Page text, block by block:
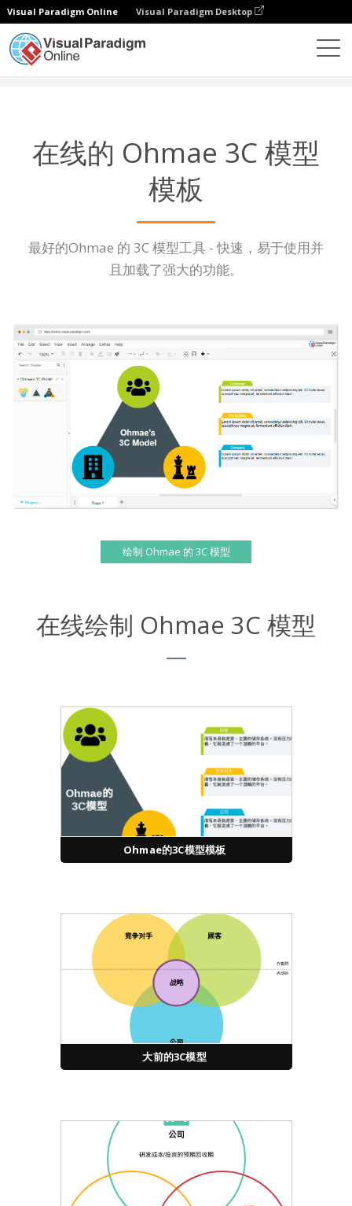
Visual Paradigm Online Visual Paradigm Desktop
在线的 Ohmae 3C 模型
模板
最好的Ohmae 的 3C 模型工具 - 快速，易于使用并
且加载了强大的功能。
绘制 Ohmae 的 3C 模型
在线绘制 Ohmae 3C 模型
Ohmae的3C模型模板
大前的3C模型